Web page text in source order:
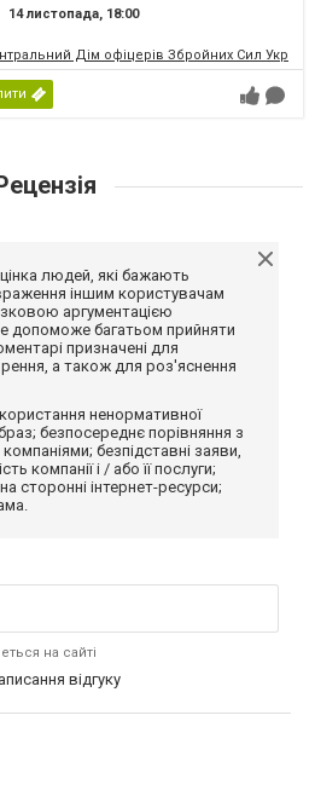
14 листопада, 18:00
Дім офіцерів Збройних Сил
людей, які бажають
іншим користувачам
аргументацією
допоможе багатьом прийняти
призначені для
а також для роз'яснення
ненормативної
безпосереднє порівняння з
безпідставні заяви,
компанії і / або її послуги;
сторонні інтернет-ресурси;
на сайті
відгуку